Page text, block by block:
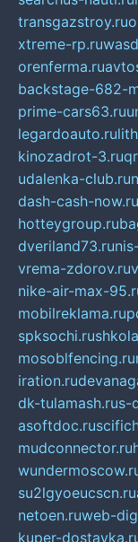
transgazstroy.ru
xtreme-rp.ru
orenferma.ru
backstage-682-
prime-cars63.ru
legardoauto.ru
kinozadrot-3.ru
udalenka-club.ru
dash-cash-now.ru
hotteygroup.ru
dveriland73.ru
vrema-zdorov.ru
nike-air-max-
mobilreklama.ru
spksochi.ru
mosoblfencing.ru
iration.ru
dk-tulamash.rus-
asoftdoc.ru
mudconnector.ru
su2lgyoeucscn.ru
netoen.ruweb-
kuper-